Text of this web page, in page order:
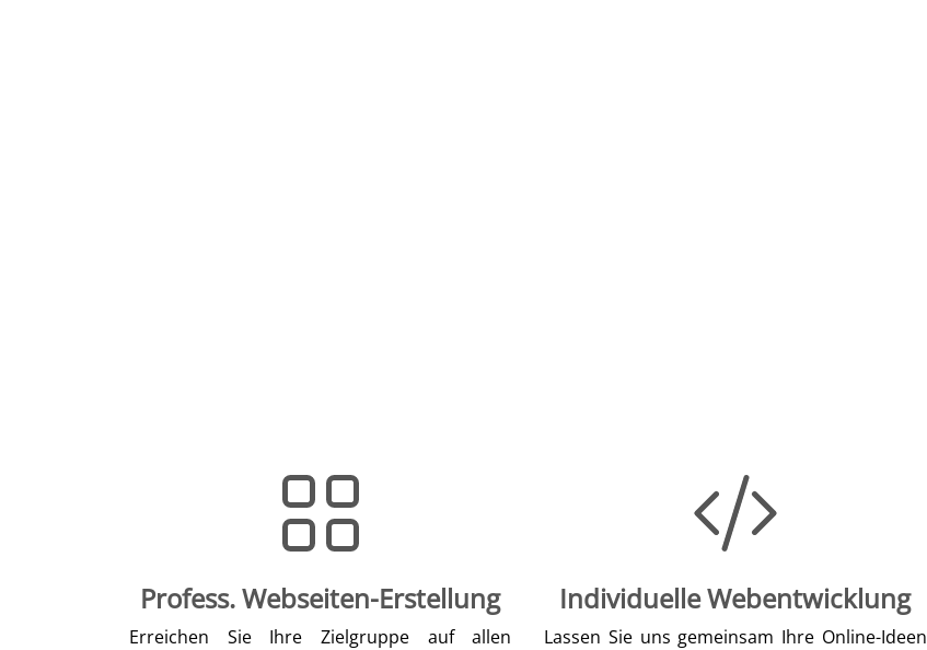
Profess. Webseiten-Erstellung
Erreichen Sie Ihre Zielgruppe auf allen
Individuelle Webentwicklung
Lassen Sie uns gemeinsam Ihre Online-Ideen